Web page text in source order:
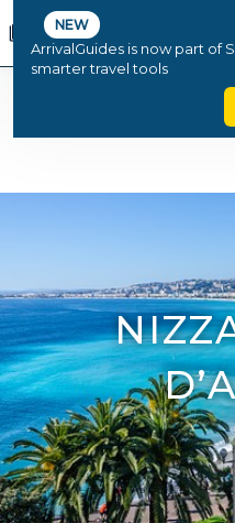
NEW
ArrivalGuides is now part of
smarter travel tools